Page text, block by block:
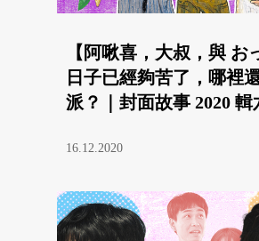
【阿啾喜，大叔，與 お
日子已經夠苦了，哪裡
派？｜封面故事 2020 輯
16.12.2020